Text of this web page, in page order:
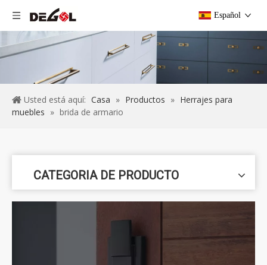
Español
Usted está aquí: Casa » Productos » Herrajes para
muebles » brida de armario
CATEGORIA DE PRODUCTO